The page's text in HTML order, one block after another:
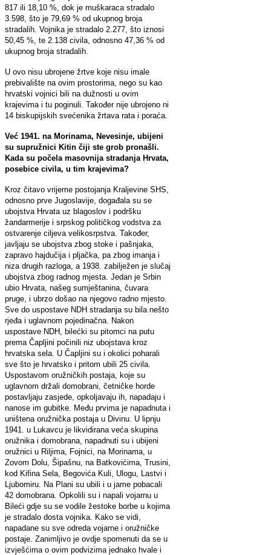
817 ili 18,10 %, dok je muškaraca stradalo
3.598, što je 79,69 % od ukupnog broja
stradalih. Vojnika je stradalo 2.277, što iznosi
50,45 %, te 2.138 civila, odnosno 47,36 % od
ukupnog broja stradalih.
U ovo nisu ubrojene žrtve koje nisu imale
prebivalište na ovim prostorima, nego su kao
hrvatski vojnici bili na dužnosti u ovim
krajevima i tu poginuli. Također nije ubrojeno ni
14 biskupijskih svećenika žrtava rata i poraća.
Već 1941. na Morinama, Nevesinje, ubijeni
su supružnici Kitin čiji ste grob pronašli.
Kada su počela masovnija stradanja Hrvata,
posebice civila, u tim krajevima?
Kroz čitavo vrijeme postojanja Kraljevine SHS,
odnosno prve Jugoslavije, događala su se
ubojstva Hrvata uz blagoslov i podršku
žandarmerije i srpskog političkog vodstva za
ostvarenje ciljeva velikosrpstva. Također,
javljaju se ubojstva zbog stoke i pašnjaka,
zapravo hajdučija i pljačka, pa zbog imanja i
niza drugih razloga, a 1938. zabilježen je slučaj
ubojstva zbog radnog mjesta. Jedan je Srbin
ubio Hrvata, našeg sumještanina, čuvara
pruge, i ubrzo došao na njegovo radno mjesto.
Sve do uspostave NDH stradanja su bila nešto
rjeđa i uglavnom pojedinačna. Nakon
uspostave NDH, bilećki su pitomci na putu
prema Čapljini počinili niz ubojstava kroz
hrvatska sela. U Čapljini su i okolici poharali
sve što je hrvatsko i pritom ubili 25 civila.
Uspostavom oružničkih postaja, koje su
uglavnom držali domobrani, četničke horde
postavljaju zasjede, opkoljavaju ih, napadaju i
nanose im gubitke. Među prvima je napadnuta i
uništena oružnička postaja u Divinu. U lipnju
1941. u Lukavcu je likvidirana veća skupina
oružnika i domobrana, napadnuti su i ubijeni
oružnici u Riljima, Fojnici, na Morinama, u
Zovom Dolu, Šipašnu, na Batkovićima, Trusini,
kod Kifina Sela, Begovića Kuli, Ulogu, Lastvi i
Ljubomiru. Na Plani su ubili i u jame pobacali
42 domobrana. Opkolili su i napali vojarnu u
Bileći gdje su se vodile žestoke borbe u kojima
je stradalo dosta vojnika. Kako se vidi,
napadane su sve odreda vojarne i oružničke
postaje. Zanimljivo je ovdje spomenuti da se u
izvješćima o ovim podvizima jednako hvale i